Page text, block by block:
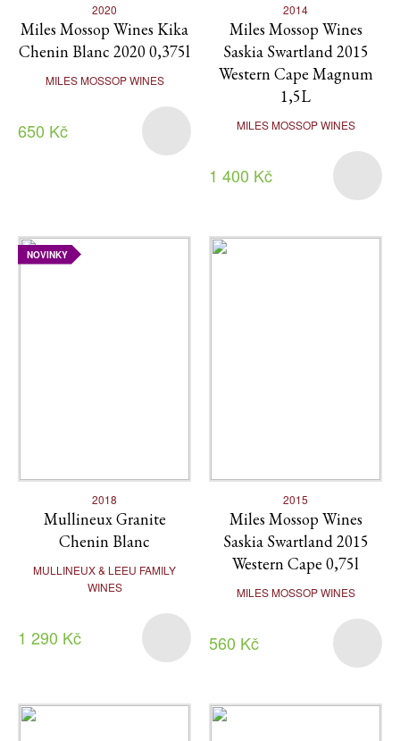
2020
Miles Mossop Wines Kika
Chenin Blanc 2020 0,375l
MILES MOSSOP WINES
650 Kč
2014
Miles Mossop Wines
Saskia Swartland 2015
Western Cape Magnum
1,5L
MILES MOSSOP WINES
1 400 Kč
NOVINKY
2018
Mullineux Granite
Chenin Blanc
MULLINEUX & LEEU FAMILY
WINES
1 290 Kč
2015
Miles Mossop Wines
Saskia Swartland 2015
Western Cape 0,75l
MILES MOSSOP WINES
560 Kč